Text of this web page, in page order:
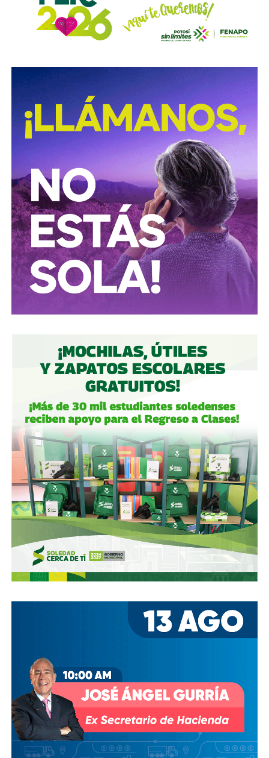
obligaciones alimentarias.
Para estas conductas se contempla una sanción de seis
meses a tres años de prisión, además de una sanción
Medida y Actualización (UMA).
La iniciativa fue turnada a la Comisión Primera de Justicia
para su análisis y dictamen correspondiente.
También lee:
Cuauhtli Badillo pide a alcaldes denunciar
movimientos ligados al huachicol